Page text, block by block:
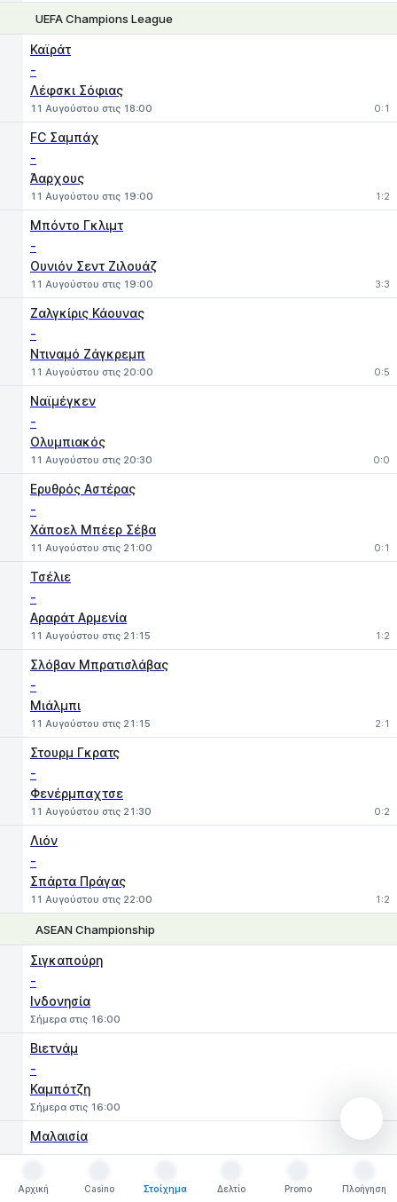
UEFA Champions League
Καϊράτ
-
Λέφσκι Σόφιας
11 Αυγούστου στις 18:00 0:1
FC Σαμπάχ
-
Άαρχους
11 Αυγούστου στις 19:00 1:2
Μπόντο Γκλιμτ
-
Ουνιόν Σεντ Ζιλουάζ
11 Αυγούστου στις 19:00 3:3
Ζαλγκίρις Κάουνας
-
Ντιναμό Ζάγκρεμπ
11 Αυγούστου στις 20:00 0:5
Ναϊμέγκεν
-
Ολυμπιακός
11 Αυγούστου στις 20:30 0:0
Ερυθρός Αστέρας
-
Χάποελ Μπέερ Σέβα
11 Αυγούστου στις 21:00 0:1
Τσέλιε
-
Αραράτ Αρμενία
11 Αυγούστου στις 21:15 1:2
Σλόβαν Μπρατισλάβας
-
Μιάλμπι
11 Αυγούστου στις 21:15 2:1
Στουρμ Γκρατς
-
Φενέρμπαχτσε
11 Αυγούστου στις 21:30 0:2
Λιόν
-
Σπάρτα Πράγας
11 Αυγούστου στις 22:00 1:2
ASEAN Championship
Σιγκαπούρη
-
Ινδονησία
Σήμερα στις 16:00
Βιετνάμ
-
Καμπότζη
Σήμερα στις 16:00
Μαλαισία
-
Αύριο στις 16:00
Αρχική
Casino
Στοίχημα
Δελτίο
Promo
Πλοήγηση